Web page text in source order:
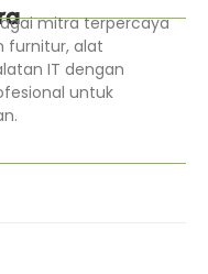
mitra terpercaya
furnitur, alat
IT dengan
untuk